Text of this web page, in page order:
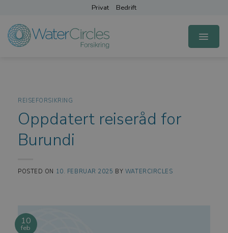
content
Privat Bedrift
REISEFORSIKRING
Oppdatert reiseråd for
Burundi
POSTED ON 10. FEBRUAR 2025 BY WATERCIRCLES
10
feb